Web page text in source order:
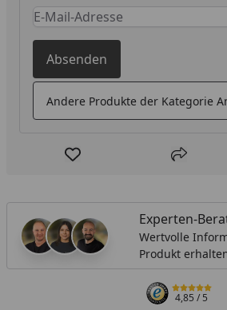
Keine Eingabe erforderlich
Eingabe erforderlich
Absenden
Andere Produkte der Kategorie
Produkt zur Wunschliste
Teilen
Experten-
Wertvolle
Produkt
4,85/ 5